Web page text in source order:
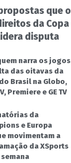
que o
da Copa
disputa
narra os jogos
das oitavas da
Brasil na Globo,
Premiere e GE TV
da
e Europa
movimentam a
da XSports